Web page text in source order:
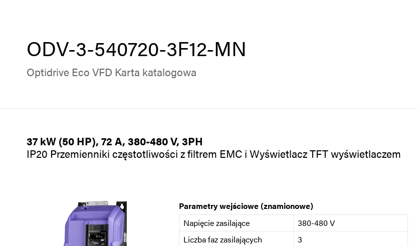
ODV-3-540720-3F12-MN
Optidrive Eco VFD Karta katalogowa
37 kW (50 HP), 72 A, 380-480 V, 3PH
IP20 Przemienniki częstotliwości z filtrem EMC i Wyświetlacz TFT wyświetlaczem
Parametry wejściowe (znamionowe)
Napięcie zasilające
380-480 V
Liczba faz zasilających
3